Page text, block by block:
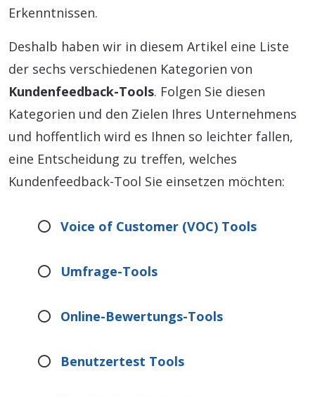
Erkenntnissen.
Deshalb haben wir in diesem Artikel eine Liste
der sechs verschiedenen Kategorien von
Kundenfeedback-Tools. Folgen Sie diesen
Kategorien und den Zielen Ihres Unternehmens
und hoffentlich wird es Ihnen so leichter fallen,
eine Entscheidung zu treffen, welches
Kundenfeedback-Tool Sie einsetzen möchten:
Voice of Customer (VOC) Tools
Umfrage-Tools
Online-Bewertungs-Tools
Benutzertest Tools